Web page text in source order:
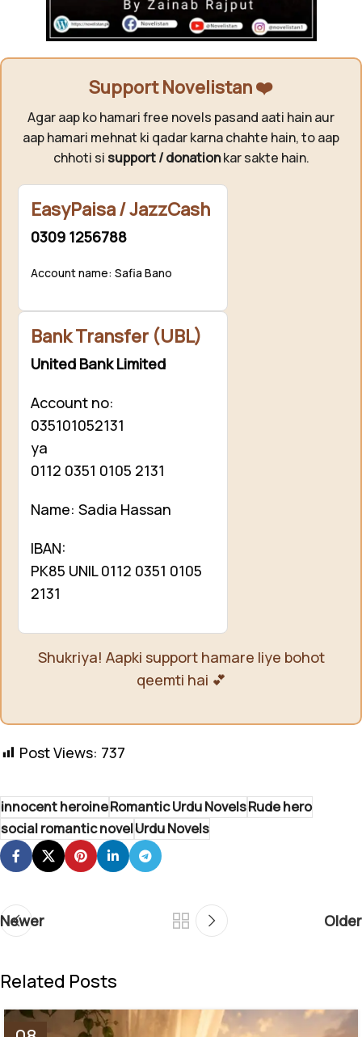
Support Novelistan ❤️
Agar aap ko hamari free novels pasand aati hain aur
aap hamari mehnat ki qadar karna chahte hain, to aap
chhoti si support / donationkar sakte hain.
EasyPaisa / JazzCash
0309 1256788
Account name: Safia Bano
Bank Transfer (UBL)
United Bank Limited
Account no:
035101052131
ya
0112 0351 0105 2131
Name: Sadia Hassan
IBAN:
PK85 UNIL 0112 0351 0105
2131
Shukriya! Aapki support hamare liye bohot
qeemti hai 💕
Post Views: 737
innocent heroineRomantic Urdu NovelsRude hero
social romantic novelUrdu Novels
Newer Older
Related Posts